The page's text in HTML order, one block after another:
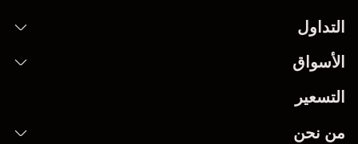
التداول
الأسواق
التسعير
من نحن